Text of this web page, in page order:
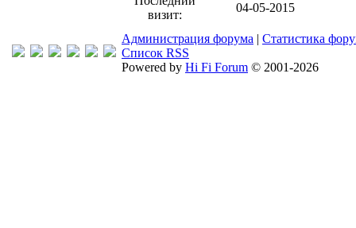
визит:
04-05-2015
Администрация форума | Статистика
Список RSS
Powered by Hi Fi Forum © 2001-2026